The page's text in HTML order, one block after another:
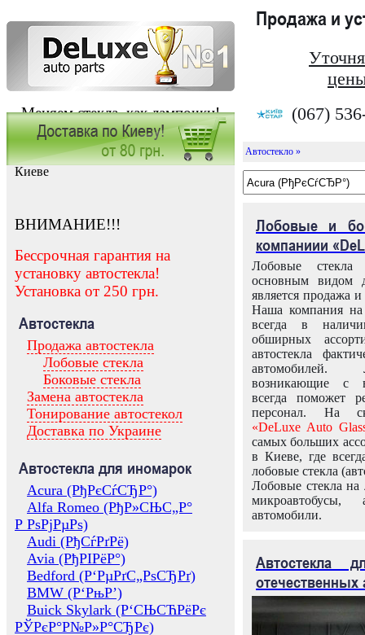
Меняем стекла, как лампочки!
Продажа и
(067)
Заказать установку автостекла в
Киеве
ВНИМАНИЕ!!!
Бессрочная гарантия на
установку автостекла!
Установка от 250 грн.
Автостекла
Продажа автостекла
Лобовые стекла
Боковые стекла
Замена автостекла
Тонирование автостекол
Доставка по Украине
Автостекла для иномарок
Acura (РђРєСѓСЂР°)
Alfa Romeo (РђР»СЊС„Р°
Р РѕРјРµРѕ)
Audi (РђСѓРґРё)
Avia (РђРІРёР°)
Bedford (Р‘РµРґС„РѕСЂРґ)
BMW (Р‘РњР’)
Buick Skylark (Р‘СЊСЋРёРє
РЎРєР°Р№Р»Р°СЂРє)
Автостекло »
Лобовые и
компаниии
Лобовые
основным видом
является продажа и
Наша компания на
всегда в
обширных
автостекла
возникающие с
всегда поможет
персонал. На
«DeLuxe Auto
самых больших
в Киеве, где
лобовые стекла
Лобовые стекла на
микроавтобусы,
автомобили.
Автостекла
отечественных